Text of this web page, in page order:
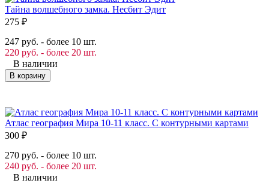
Тайна волшебного замка. Несбит Эдит
275 ₽
247 руб. - более 10 шт.
220 руб. - более 20 шт.
В наличии
В корзину
Атлас география Мира 10-11 класс. С контурными картами
300 ₽
270 руб. - более 10 шт.
240 руб. - более 20 шт.
В наличии